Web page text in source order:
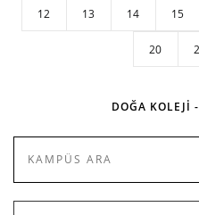
12 13 14 15
20
DOĞA KOLEJİ